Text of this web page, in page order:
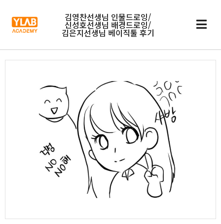
김영찬선생님 인물드로잉/
신성호선생님 배경드로잉/
김은지선생님 베이직툴 후기